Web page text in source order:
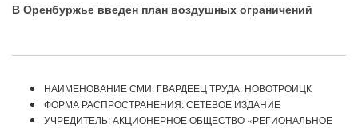
В Оренбуржье введен план воздушных ограничений
НАИМЕНОВАНИЕ СМИ: ГВАРДЕЕЦ ТРУДА. НОВОТРОИЦК
ФОРМА РАСПРОСТРАНЕНИЯ: СЕТЕВОЕ ИЗДАНИЕ
УЧРЕДИТЕЛЬ: АКЦИОНЕРНОЕ ОБЩЕСТВО «РЕГИОНАЛЬНОЕ